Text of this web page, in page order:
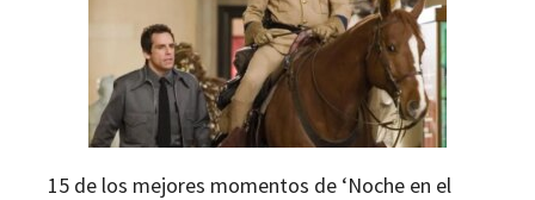
15 de los mejores momentos de ‘Noche en el